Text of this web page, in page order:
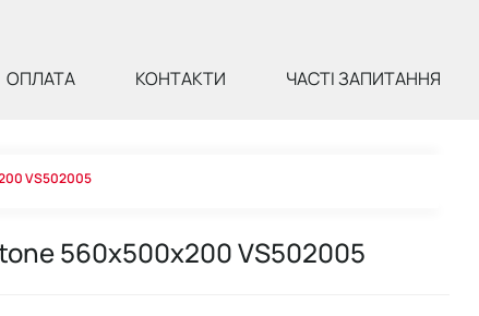
ОПЛАТА КОНТАКТИ ЧАСТІ ЗАПИТАННЯ
VS502005
560х500х200 VS502005